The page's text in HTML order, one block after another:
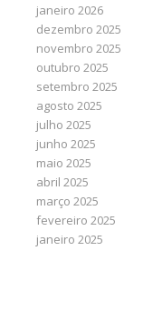
janeiro 2026
dezembro 2025
novembro 2025
outubro 2025
setembro 2025
agosto 2025
julho 2025
junho 2025
maio 2025
abril 2025
março 2025
fevereiro 2025
janeiro 2025